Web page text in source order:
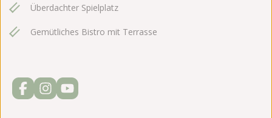
Überdachter Spielplatz
Gemütliches Bistro mit Terrasse